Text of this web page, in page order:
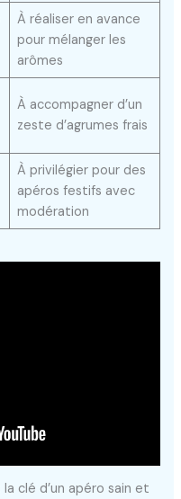
À réaliser en avance
pour mélanger les
arômes
À accompagner d’un
zeste d’agrumes frais
À privilégier pour des
apéros festifs avec
modération
clé d’un apéro sain et